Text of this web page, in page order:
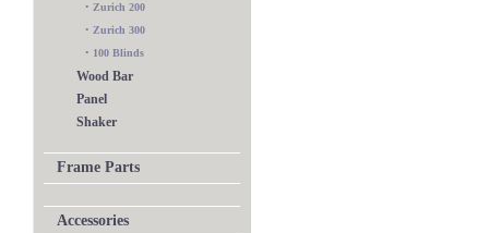
• Zurich 200
• Zurich 300
• 100 Blinds
Wood Bar
Panel
Shaker
Frame Parts
Accessories